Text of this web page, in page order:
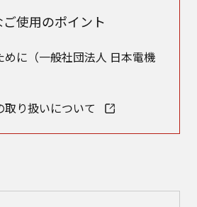
使用のポイント
めに（一般社団法人 日本電機
り扱いについて